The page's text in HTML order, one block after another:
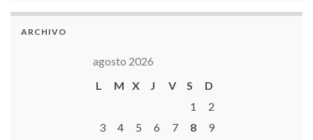
ARCHIVO
agosto 2026
L
M X J V S
D
1
2
3
4 5 6 7 8
9